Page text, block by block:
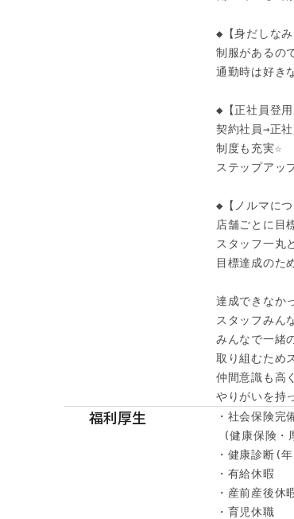
◆【身だしなみ
制服があるの
通勤時は好き
◆【正社員登用
契約社員→正
制度も充実☆
ステップアッ
◆【ノルマにつ
店舗ごとに目
スタッフ一丸
目標達成のた
達成できなか
スタッフみん
みんなで一緒
取り組むため
仲間意識も高
やりがいを持
福利厚生
・社会保険完
(健康保険・
・健康診断(
・有給休暇
・産前産後休
・育児休職